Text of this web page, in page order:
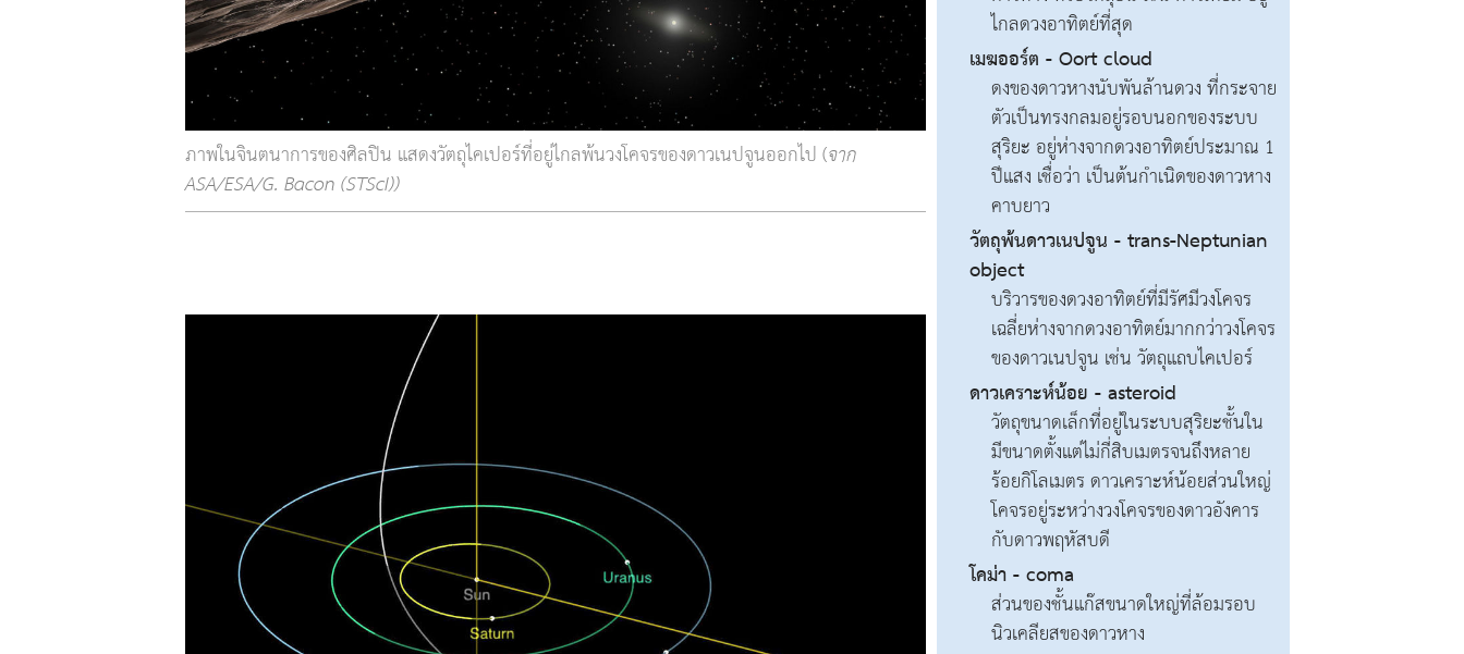
ภาพในจินตนาการของศิลปิน แสดงวัตถุไคเปอร์ที่อยู่ไกลพ้นวงโคจรของดาวเนปจูนออกไป (จาก
ASA/ESA/G. Bacon (STScI))
ไกลดวงอาทิตย์ที่สุด
เมฆออร์ต - Oort cloud
ดงของดาวหางนับพันล้านดวง ที่กระจาย
ตัวเป็นทรงกลมอยู่รอบนอกของระบบ
สุริยะ อยู่ห่างจากดวงอาทิตย์ประมาณ 1
ปีแสง เชื่อว่า เป็นต้นกำเนิดของดาวหาง
คาบยาว
วัตถุพ้นดาวเนปจูน - trans-Neptunian
object
บริวารของดวงอาทิตย์ที่มีรัศมีวงโคจร
เฉลี่ยห่างจากดวงอาทิตย์มากกว่าวงโคจร
ของดาวเนปจูน เช่น วัตถุแถบไคเปอร์
ดาวเคราะห์น้อย - asteroid
วัตถุขนาดเล็กที่อยู่ในระบบสุริยะชั้นใน
มีขนาดตั้งแต่ไม่กี่สิบเมตรจนถึงหลาย
ร้อยกิโลเมตร ดาวเคราะห์น้อยส่วนใหญ่
โคจรอยู่ระหว่างวงโคจรของดาวอังคาร
กับดาวพฤหัสบดี
โคม่า - coma
ส่วนของชั้นแก๊สขนาดใหญ่ที่ล้อมรอบ
นิวเคลียสของดาวหาง